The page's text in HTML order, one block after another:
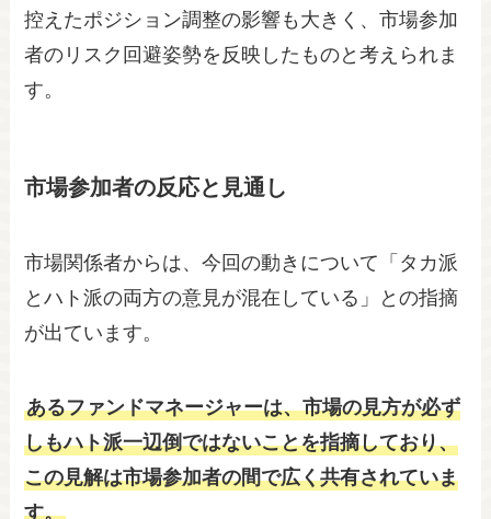
控えたポジション調整の影響も大きく、市場参加
者のリスク回避姿勢を反映したものと考えられま
す。
市場参加者の反応と見通し
市場関係者からは、今回の動きについて「タカ派
とハト派の両方の意見が混在している」との指摘
が出ています。
あるファンドマネージャーは、市場の見方が必ず
しもハト派一辺倒ではないことを指摘しており、
この見解は市場参加者の間で広く共有されていま
す。